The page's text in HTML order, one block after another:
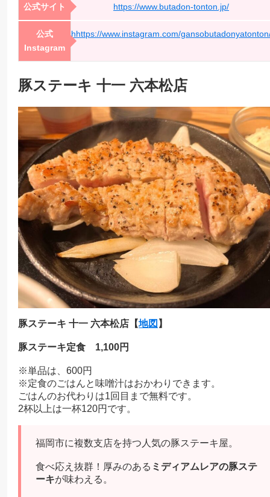
公式サイト https://www.butadon-tonton.jp/
公式
Instagram
hhttps://www.instagram.com/
豚ステーキ 十一 六本松店
豚ステーキ 十一 六本松店【地図 】
豚ステーキ定食 1,100円
※単品は、600円
※定食のごはんと味噌汁はおかわりできます。
ごはんのお代わりは1回目まで無料です。
2杯以上は一杯120円です。
福岡市に複数支店を持つ人気の豚ステーキ屋。
食べ応え抜群！厚みのある ミディアムレアの豚ステ
ーキが味わえる。